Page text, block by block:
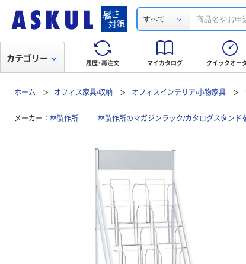
すべて
履歴・再注文 マイカタログ クイックオー
カテゴリー
ホーム オフィス家具/収納 オフィスインテリア/小物家具
メーカー 林製作所 林製作所のマガジンラック/カタログスタンド